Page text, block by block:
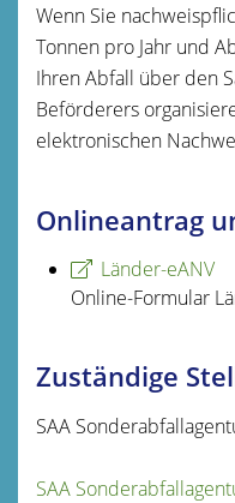
Wenn Sie
Tonnen pro Jahr und
Ihren Abfall über den
Beförderers
elektronischen
Onlineantrag
Länder-eANV
Online-Formular
Zuständige
SAA
SAA